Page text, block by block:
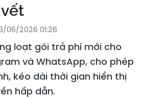
06/2026 01:26
loạt gói trả phí mới cho
và WhatsApp, cho phép
kéo dài thời gian hiển thị
hấp dẫn.